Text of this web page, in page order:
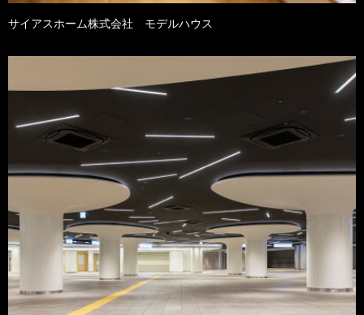
サイアスホーム株式会社 モデルハウス